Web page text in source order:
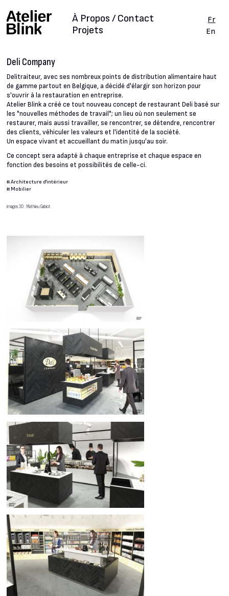
Projets
À Propos / Contact
Fr
En
Deli Company
Delitraiteur, avec ses nombreux points de distribution alimentaire haut
de gamme partout en Belgique, a décidé d'élargir son horizon pour
s'ouvrir à la restauration en entreprise.
Atelier Blink a créé ce tout nouveau concept de restaurant Deli basé sur
les "nouvelles méthodes de travail"; un lieu où non seulement se
restaurer, mais aussi travailler, se rencontrer, se détendre, rencontrer
des clients, véhiculer les valeurs et l'identité de la société.
Un espace vivant et accueillant du matin jusqu'au soir.
Ce concept sera adapté à chaque entreprise et chaque espace en
fonction des besoins et possibilités de celle-ci.
#Architecture d'intérieur
# Mobilier
images 3D : Mathieu Gabiot